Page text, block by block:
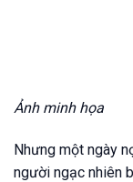
Ảnh minh họa
Nhưng một ngày
người ngạc nhiên